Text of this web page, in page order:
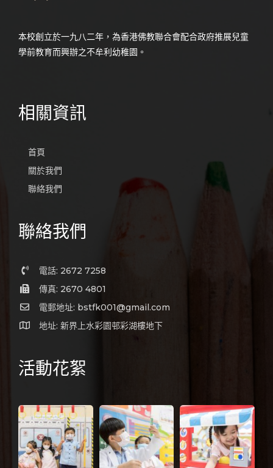
本校創立於一九八二年，為香港佛教聯合會配合政府推展兒童
學前教育而興辦之不牟利幼稚園。
相關資訊
首頁
關於我們
聯絡我們
聯絡我們
電話: 2672 7258
傳真: 2670 4801
電郵地址: bstfk001@gmail.com
地址: 新界上水彩園邨彩湖樓地下
活動花絮